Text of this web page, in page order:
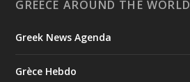
GREECE AROUND THE WORLD
Greek News Agenda
Grèce Hebdo